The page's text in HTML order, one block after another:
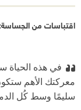
اقتباسات من الجساسة:
في هذه الحياة
معركتك الأهم
سليمًا وسط كُل